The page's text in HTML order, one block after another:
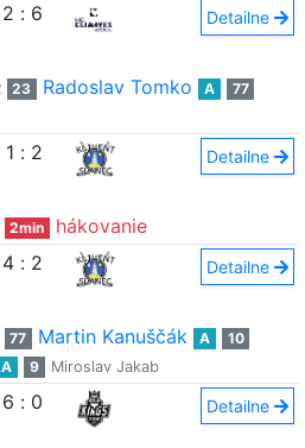
2 : 6 Detailne
23 Radoslav Tomko A
77
1 : 2 Detailne
2min
hákovanie
4 : 2 Detailne
77 Martin Kanuščák A
10
9 Miroslav Jakab
6 : 0 Detailne